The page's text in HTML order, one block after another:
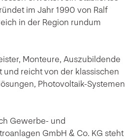
im Jahr 1990 von Ralf
in der Region rundum
Monteure, Auszubildende
und reicht von der klassischen
Photovoltaik-Systemen
Gewerbe- und
GmbH & Co. KG steht